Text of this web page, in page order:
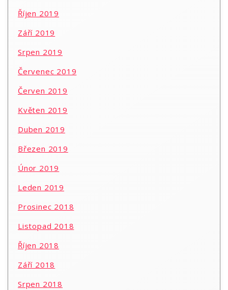
Říjen 2019
Září 2019
Srpen 2019
Červenec 2019
Červen 2019
Květen 2019
Duben 2019
Březen 2019
Únor 2019
Leden 2019
Prosinec 2018
Listopad 2018
Říjen 2018
Září 2018
Srpen 2018